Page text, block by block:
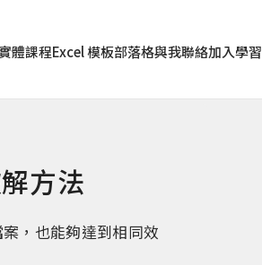
體課程Excel 模板部落格與我聯絡加入學習
方法
，也能夠達到相同效